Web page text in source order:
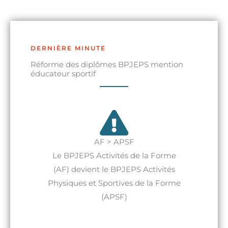
DERNIÈRE MINUTE
Réforme des diplômes BPJEPS mention
éducateur sportif
AF > APSF
Le BPJEPS Activités de la Forme
(AF) devient le BPJEPS Activités
Physiques et Sportives de la Forme
(APSF)